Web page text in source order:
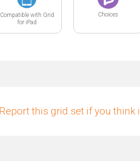
Compatible with Grid
for iPad
Choices
Report this grid set if you think